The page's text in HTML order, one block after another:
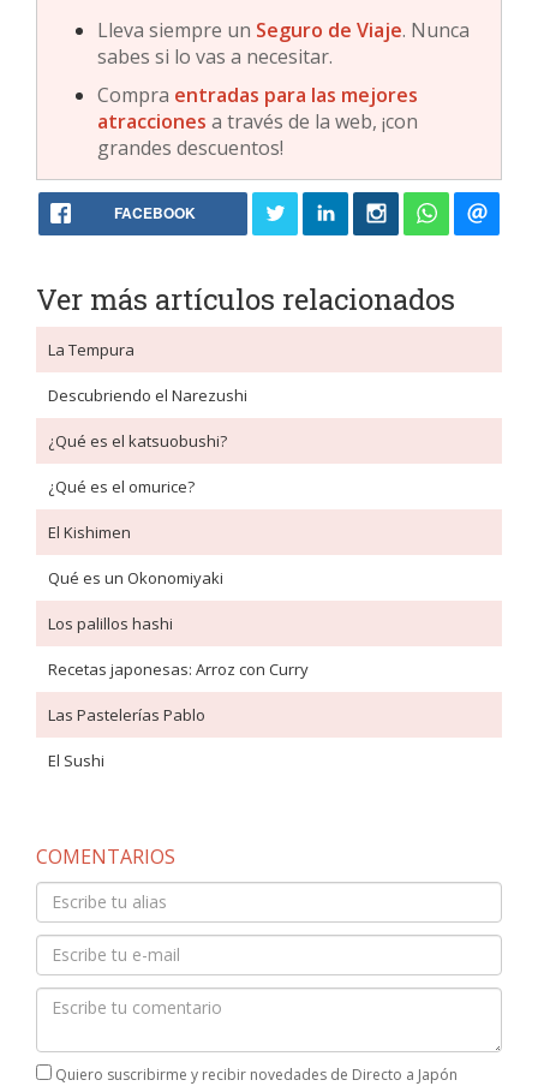
Lleva siempre un Seguro de Viaje. Nunca
sabes si lo vas a necesitar.
Compra entradas para las mejores
atracciones a través de la web, ¡con
grandes descuentos!
FACEBOOK
Ver más artículos relacionados
La Tempura
Descubriendo el Narezushi
¿Qué es el katsuobushi?
¿Qué es el omurice?
El Kishimen
Qué es un Okonomiyaki
Los palillos hashi
Recetas japonesas: Arroz con Curry
Las Pastelerías Pablo
El Sushi
COMENTARIOS
Quiero suscribirme y recibir novedades de Directo a Japón